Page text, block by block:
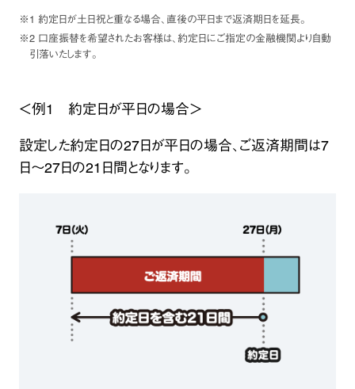
※1 約定日が土日祝と重なる場合、直後の平日まで返済期日を延長。
※2 口座振替を希望されたお客様は、約定日にご指定の金融機関より自動
引落いたします。
＜例1 約定日が平日の場合＞
設定した約定日の27日が平日の場合、ご返済期間は7
日～27日の21日間となります。